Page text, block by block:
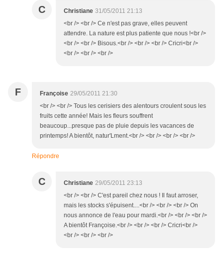
C Christiane 31/05/2011 21:13
<br /> <br /> Ce n'est pas grave, elles peuvent
attendre. La nature est plus patiente que nous !<br />
<br /> <br /> Bisous.<br /> <br /> <br /> Cricri<br />
<br /> <br /> <br />
F Françoise 29/05/2011 21:30
<br /> <br /> Tous les cerisiers des alentours croulent sous les
fruits cette année! Mais les fleurs souffrent
beaucoup...presque pas de pluie depuis les vacances de
printemps! A bientôt, natur'Lment.<br /> <br /> <br /> <br />
Répondre
C Christiane 29/05/2011 23:13
<br /> <br /> C'est pareil chez nous ! Il faut arroser,
mais les stocks s'épuisent....<br /> <br /> <br /> On
nous annonce de l'eau pour mardi.<br /> <br /> <br />
A bientôt Françoise.<br /> <br /> <br /> Cricri<br />
<br /> <br /> <br />